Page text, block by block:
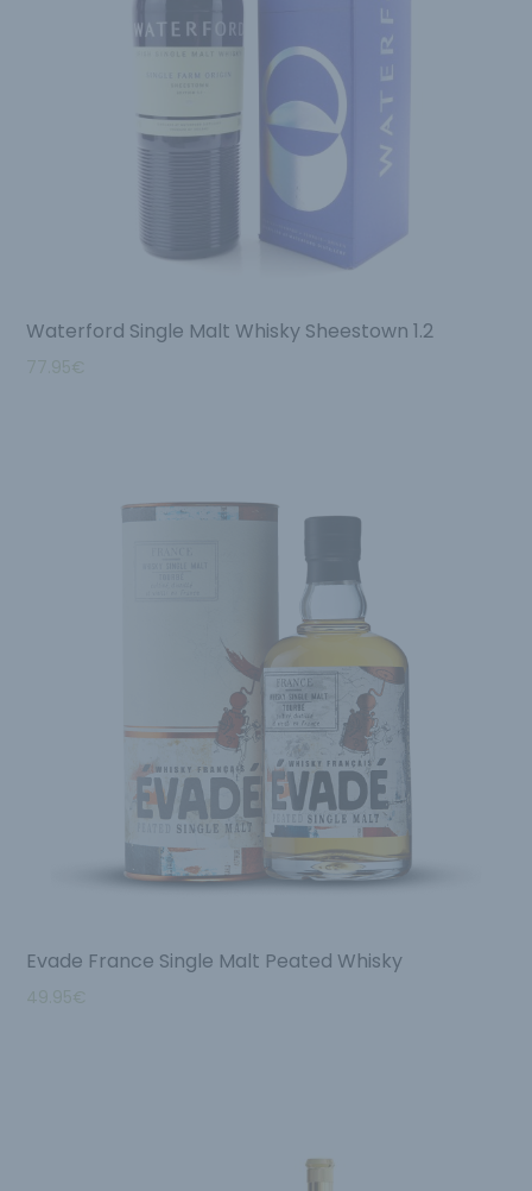
Waterford Single Malt Whisky Sheestown 1.2
77.95€
Evade France Single Malt Peated Whisky
49.95€